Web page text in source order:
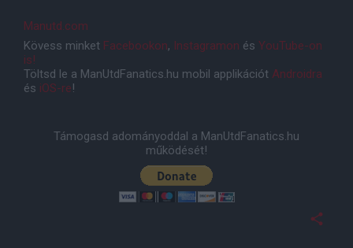
Manutd.com
Kövess minket Facebookon, Instagramon és YouTube-on
is!
Töltsd le a ManUtdFanatics.hu mobil applikációt Androidra
és iOS-re!
Támogasd adományoddal a ManUtdFanatics.hu
működését!